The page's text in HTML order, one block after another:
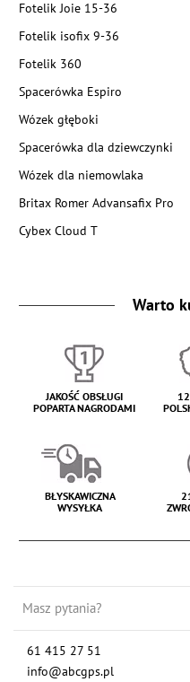
Fotelik Joie 15-36
Fotelik isofix 9-36
Fotelik 360
Spacerówka Espiro
Wózek głęboki
Spacerówka dla dziewczynki
Wózek dla niemowlaka
Britax Romer Advansafix Pro
Cybex Cloud T
Warto
JAKOŚĆ OBSŁUGI
POPARTA NAGRODAMI
BŁYSKAWICZNA
WYSYŁKA
Masz pytania?
61 415 27 51
info@abcgps.pl